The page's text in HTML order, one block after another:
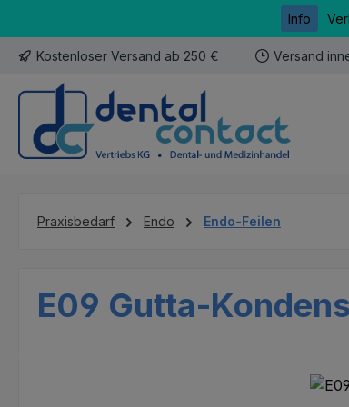
Info
Kostenloser Versand ab 250 € Versand
Praxisbedarf Endo Endo-Feilen
E09 Gutta-